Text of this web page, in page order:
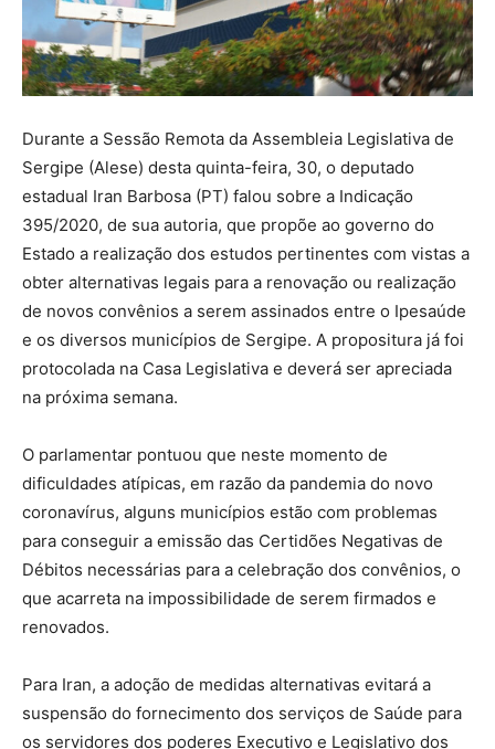
Durante a Sessão Remota da Assembleia Legislativa de
Sergipe (Alese) desta quinta-feira, 30, o deputado
estadual Iran Barbosa (PT) falou sobre a Indicação
395/2020, de sua autoria, que propõe ao governo do
Estado a realização dos estudos pertinentes com vistas a
obter alternativas legais para a renovação ou realização
de novos convênios a serem assinados entre o Ipesaúde
e os diversos municípios de Sergipe. A propositura já foi
protocolada na Casa Legislativa e deverá ser apreciada
na próxima semana.
O parlamentar pontuou que neste momento de
dificuldades atípicas, em razão da pandemia do novo
coronavírus, alguns municípios estão com problemas
para conseguir a emissão das Certidões Negativas de
Débitos necessárias para a celebração dos convênios, o
que acarreta na impossibilidade de serem firmados e
renovados.
Para Iran, a adoção de medidas alternativas evitará a
suspensão do fornecimento dos serviços de Saúde para
os servidores dos poderes Executivo e Legislativo dos